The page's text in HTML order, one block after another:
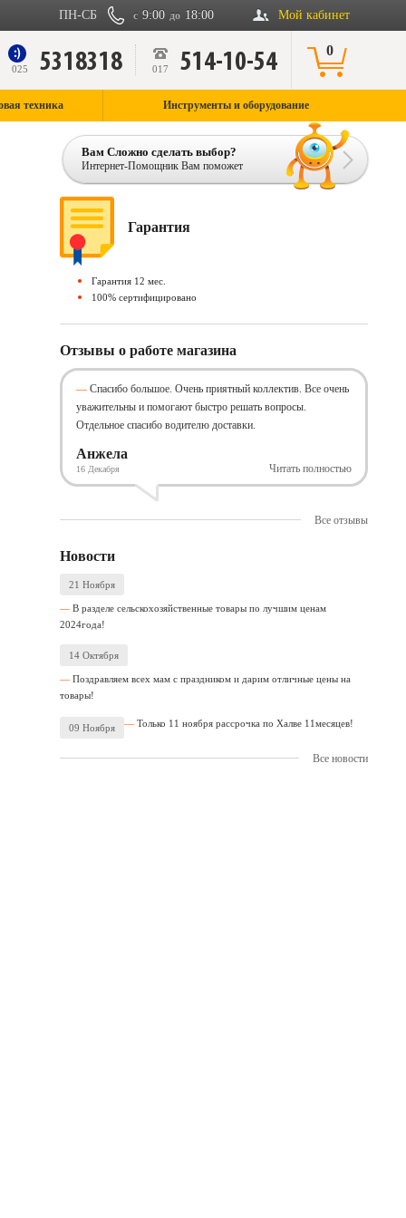
Мой кабинет
с 9:00 до 18:00
ПН-СБ
025 5318318 017 514-10-54 0
техника Инструменты и оборудование
Вам Сложно сделать выбор?
Интернет-Помощник Вам поможет
Гарантия
Гарантия 12 мес.
100% сертифицировано
Отзывы о работе магазина
Спасибо большое. Очень приятный коллектив. Все очень
уважительны и помогают быстро решать вопросы.
Отдельное спасибо водителю доставки.
Анжела
16 Декабря Читать полностью
Все отзывы
Новости
21 Ноября
В разделе сельскохозяйственные товары по лучшим ценам
2024года!
14 Октября
Поздравляем всех мам с праздником и дарим отличные цены на
товары!
09 Ноября Только 11 ноября рассрочка по Халве 11месяцев!
Все новости